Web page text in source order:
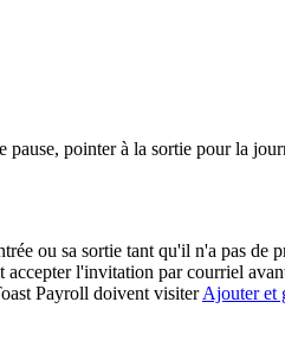
pointer à la sortie pour la
ou sa sortie tant qu'il n'a pas de
l'invitation par courriel
Payroll doivent visiterAjouter et